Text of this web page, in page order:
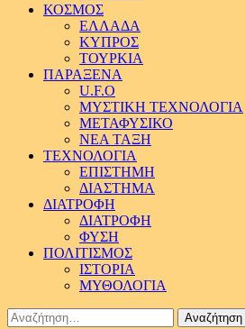
ΚΟΣΜΟΣ
ΕΛΛΑΔΑ
ΚΥΠΡΟΣ
ΤΟΥΡΚΙΑ
ΠΑΡΑΞΕΝΑ
U.F.O
ΜΥΣΤΙΚΗ ΤΕΧΝΟΛΟΓΙΑ
ΜΕΤΑΦΥΣΙΚΟ
ΝΕΑ ΤΑΞΗ
ΤΕΧΝΟΛΟΓΙΑ
ΕΠΙΣΤΗΜΗ
ΔΙΑΣΤΗΜΑ
ΔΙΑΤΡΟΦΗ
ΔΙΑΤΡΟΦΗ
ΦΥΣΗ
ΠΟΛΙΤΙΣΜΟΣ
ΙΣΤΟΡΙΑ
ΜΥΘΟΛΟΓΙΑ
Αναζήτηση